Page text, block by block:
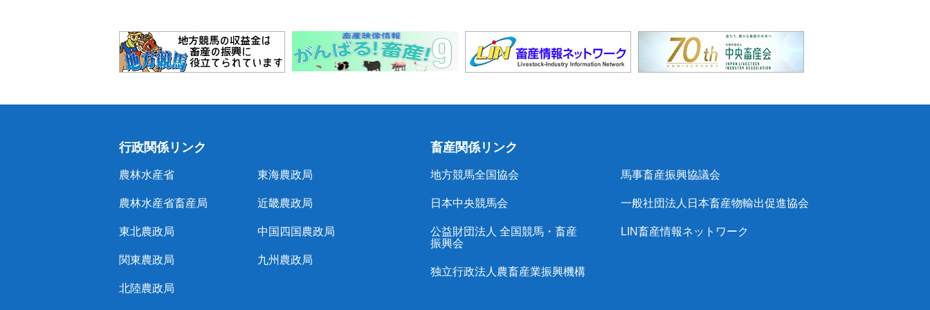
行政関係リンク
農林水産省
農林水産省畜産局
東北農政局
関東農政局
北陸農政局
東海農政局
近畿農政局
中国四国農政局
九州農政局
畜産関係リンク
地方競馬全国協会
日本中央競馬会
公益財団法人 全国競馬・畜産
振興会
独立行政法人農畜産業振興機構
馬事畜産振興協議会
一般社団法人日本畜産物輸出促進協会
LIN畜産情報ネットワーク